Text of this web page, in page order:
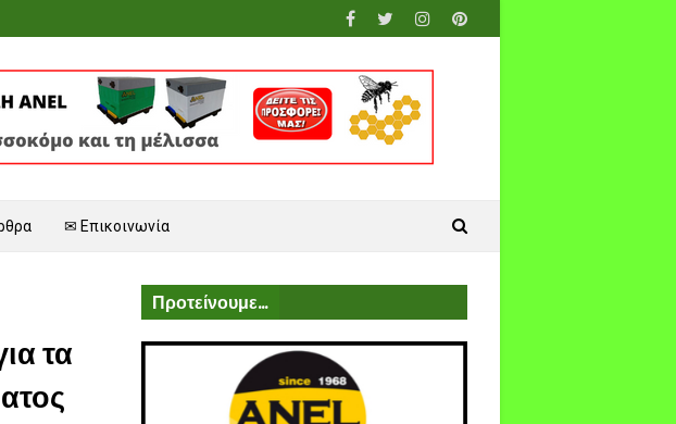
✉ Επικοινωνία
τα
Προτείνουμε...